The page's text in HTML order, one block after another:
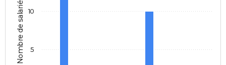
Nombre de salariés 5
10